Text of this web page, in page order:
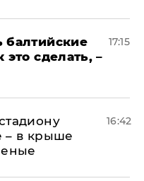
балтийские
сделать, –
17:15
– в крыше
16:42